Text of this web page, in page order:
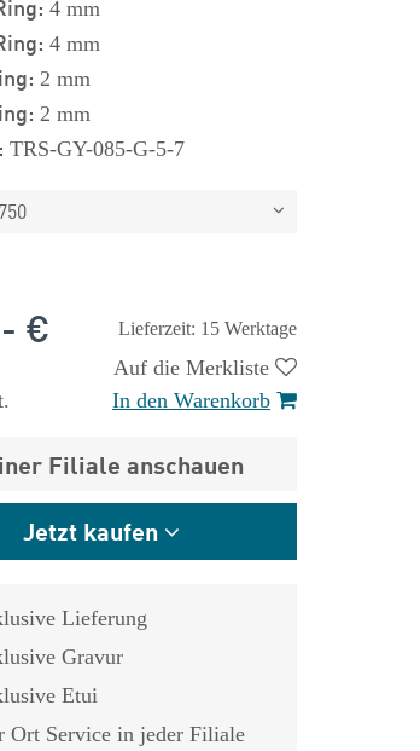
4 mm
4 mm
2 mm
2 mm
TRS-GY-085-G-5-7
Lieferzeit: 15 Werktage
€
Auf die Merkliste
In den Warenkorb
Filiale anschauen
Jetzt kaufen
Lieferung
Gravur
Etui
Ort Service in jeder Filiale